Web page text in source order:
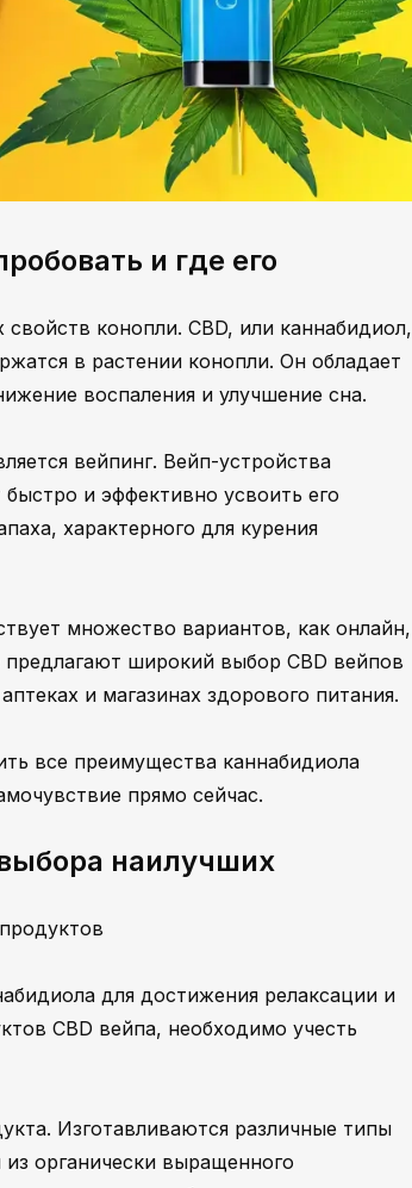
и где его
конопли. CBD, или каннабидиол,
в растении конопли. Он обладает
воспаления и улучшение сна.
вейпинг. Вейп-устройства
и эффективно усвоить его
характерного для курения
множество вариантов, как онлайн,
широкий выбор CBD вейпов
и магазинах здорового питания.
все преимущества каннабидиола
прямо сейчас.
наилучших
для достижения релаксации и
CBD вейпа, необходимо учесть
Изготавливаются различные типы
органически выращенного